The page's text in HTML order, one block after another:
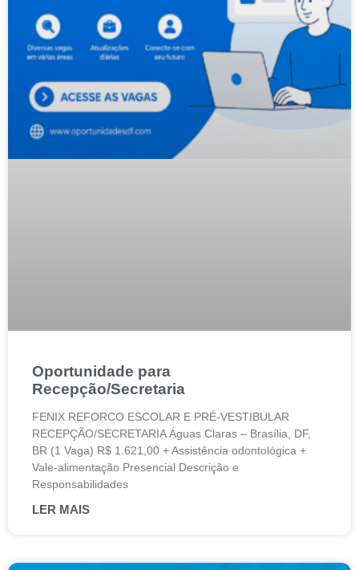
Oportunidade para
Recepção/Secretaria
FENIX REFORCO ESCOLAR E PRÉ-VESTIBULAR
RECEPÇÃO/SECRETARIA Águas Claras – Brasília, DF,
BR (1 Vaga) R$ 1.621,00 + Assistência odontológica +
Vale-alimentação Presencial Descrição e
Responsabilidades
LER MAIS